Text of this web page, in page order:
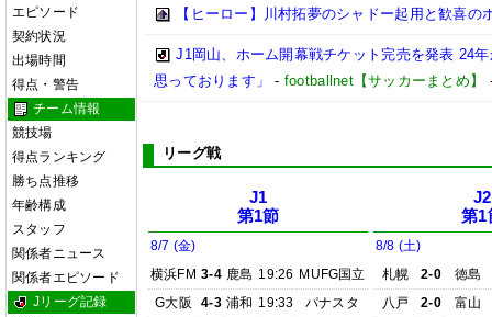
エピソード
契約状況
出場時間
得点・警告
チーム情報
競技場
得点ランキング
勝ち点推移
年齢構成
スタッフ
関係者ニュース
関係者エピソード
Jリーグ記録
【ヒーロー】川村拓夢のシャドー起用と歓喜の
J1岡山、ホーム開幕戦チケット完売を発表 24
思っております」
- footballnet【サッカーまとめ】
リーグ戦
J1
第1節
8/7 (金)
横浜FM 3-4 鹿島 19:26 MUFG国立
G大阪
4-3 浦和 19:33
パナスタ
J2
第1
8/8 (土)
札幌
2-0
徳島
八戸
2-0
富山